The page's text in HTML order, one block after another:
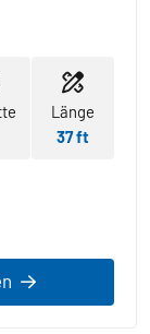
Länge
37 ft